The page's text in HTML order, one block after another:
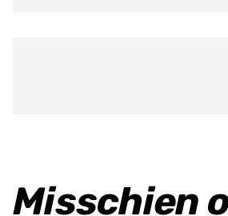
Misschien